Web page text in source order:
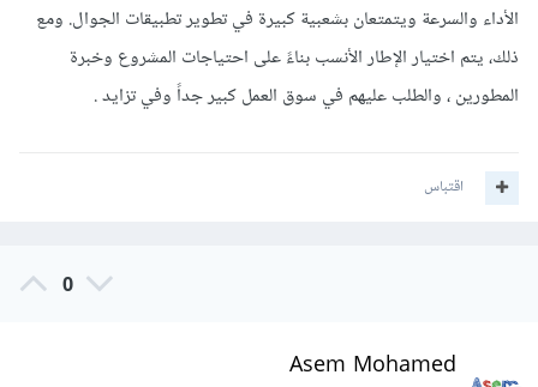
الأداء والسرعة ويتمتعان بشعبية كبيرة في تطوير تطبيقات الجوال. ومع
ذلك، يتم اختيار الإطار الأنسب بناءً على احتياجات المشروع وخبرة
المطورين ، والطلب عليهم في سوق العمل كبير جداً وفي تزايد .
اقتباس
0
Asem Mohamed